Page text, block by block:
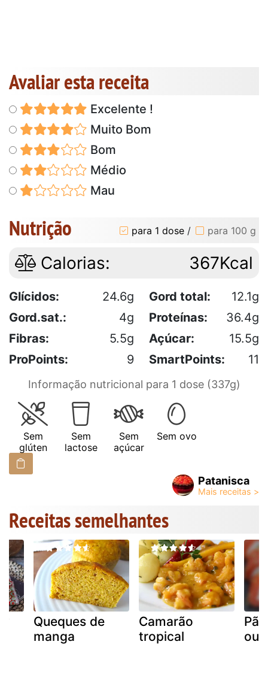
Avaliar esta receita
Excelente !
Muito Bom
Bom
Médio
Mau
Nutrição para 1 dose / para 100 g
Calorias: 367Kcal
Glícidos: 24.6g Gord total:
12.1g
Gord.sat.:
4g Proteínas:
36.4g
Fibras:
5.5g Açúcar:
15.5g
ProPoints:
9 SmartPoints: 11
Informação nutricional para 1 dose (337g)
Sem
glúten
Sem
lactose
Sem
açúcar
Sem ovo
Patanisca
Receitas semelhantes
Queques de
manga
Camarão
tropical
ou